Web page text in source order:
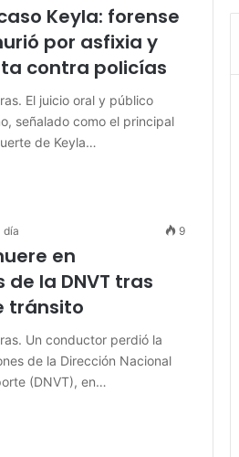
Keyla: forense
por asfixia y
contra policías
El juicio oral y público
señalado como el principal
de Keyla…
día 9
en
la DNVT tras
tránsito
Un conductor perdió la
de la Dirección Nacional
(DNVT), en…